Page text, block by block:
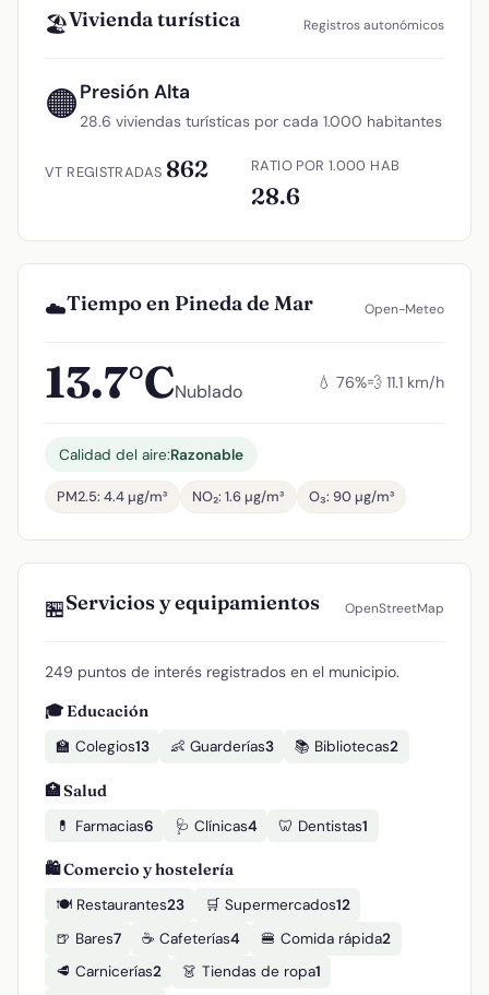
🏖️Vivienda turística Registros autonómicos
🟠Presión Alta
28.6 viviendas turísticas por cada 1.000 habitantes
VT REGISTRADAS 862 RATIO POR 1.000 HAB
28.6
☁️Tiempo en Pineda de Mar Open-Meteo
13.7°CNublado 💧 76%💨 11.1 km/h
Calidad del aire:Razonable
PM2.5: 4.4 µg/m³ NO₂: 1.6 µg/m³ O₃: 90 µg/m³
🏪Servicios y equipamientos OpenStreetMap
249 puntos de interés registrados en el municipio.
🎓 Educación
🏫 Colegios13 👶 Guarderías3 📚 Bibliotecas2
🏥 Salud
💊 Farmacias6 🩺 Clínicas4 🦷 Dentistas1
🛍️ Comercio y hostelería
🍽️ Restaurantes23 🛒 Supermercados12
🍺 Bares7 ☕ Cafeterías4 🍔 Comida rápida2
🥩 Carnicerías2 👗 Tiendas de ropa1